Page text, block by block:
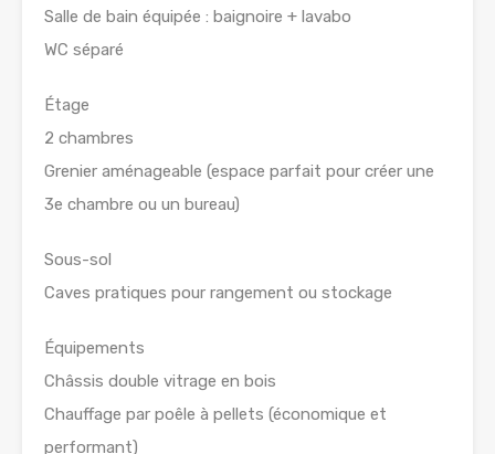
Salle de bain équipée : baignoire + lavabo
WC séparé
Étage
2 chambres
Grenier aménageable (espace parfait pour créer une
3e chambre ou un bureau)
Sous-sol
Caves pratiques pour rangement ou stockage
Équipements
Châssis double vitrage en bois
Chauffage par poêle à pellets (économique et
performant)